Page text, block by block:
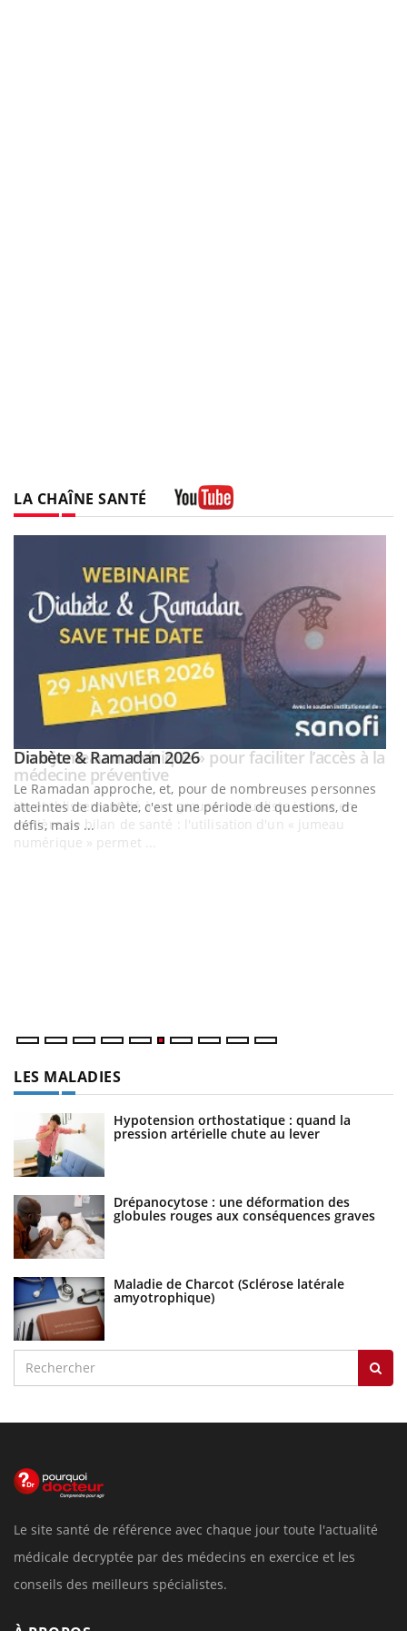
LA CHAÎNE SANTÉ
Youtube
Diabète & Ramadan 2026Youtube
Le Ramadan approche, et, pour de nombreuses personnes
atteintes de diabète, c'est une période de questions, de
défis, mais ...
Youtube
Un « jumeau numérique » pour faciliter l’accès à la
médecine préventiveYoutube
Un établissement lié à un groupe mutualiste innove en
matière de bilan de santé : l'utilisation d'un « jumeau
numérique » permet ...
LES MALADIES
Hypotension orthostatique : quand la
pression artérielle chute au lever
Drépanocytose : une déformation des
globules rouges aux conséquences graves
Maladie de Charcot (Sclérose latérale
amyotrophique)
Le site santé de référence avec chaque jour toute l'actualité
médicale decryptée par des médecins en exercice et les
conseils des meilleurs spécialistes.